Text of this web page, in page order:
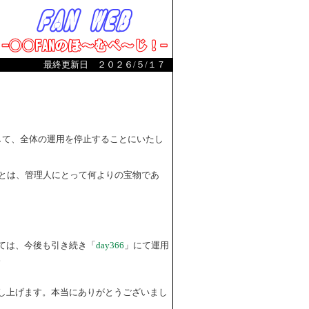
最終更新日 ２０２６/５/１７
、全体の運用を停止することにいたし
は、管理人にとって何よりの宝物であ
は、今後も引き続き「 day366 」にて運用
げます。本当にありがとうございまし